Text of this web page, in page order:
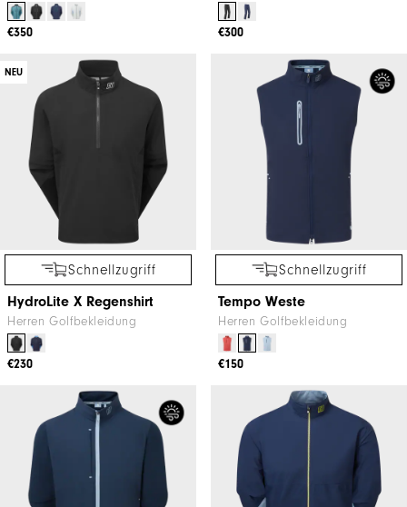
€350 €300
NEU
Schnellzugriff
HydroLite X Regenshirt
Herren Golfbekleidung
€230
Schnellzugriff
Tempo Weste
Herren Golfbekleidung
€150